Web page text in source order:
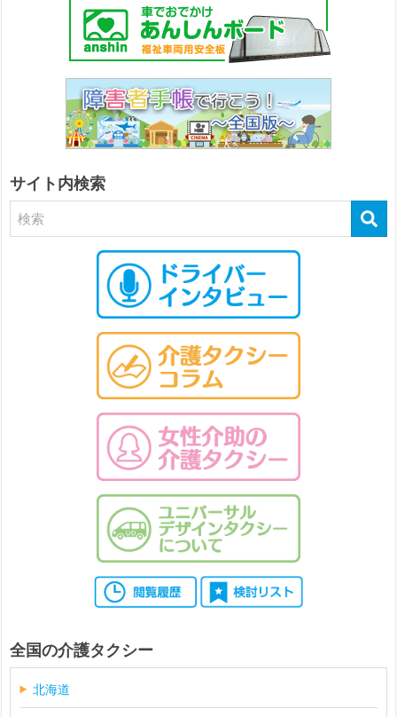
サイト内検索
全国の介護タクシー
北海道